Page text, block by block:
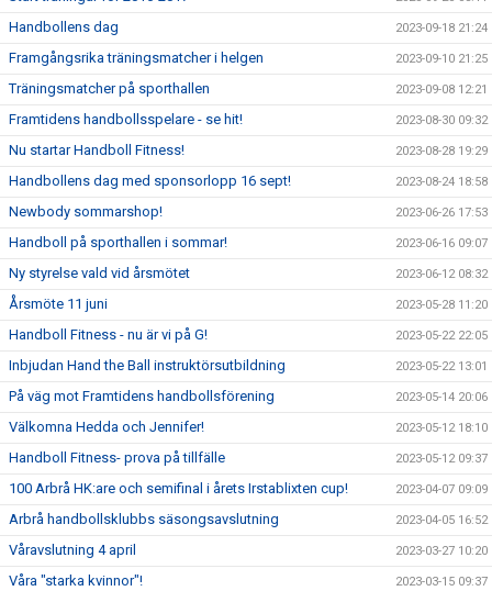
Handbollens dag 2023-09-18 21:24
Framgångsrika träningsmatcher i helgen 2023-09-10 21:25
Träningsmatcher på sporthallen 2023-09-08 12:21
Framtidens handbollsspelare - se hit! 2023-08-30 09:32
Nu startar Handboll Fitness! 2023-08-28 19:29
Handbollens dag med sponsorlopp 16 sept! 2023-08-24 18:58
Newbody sommarshop! 2023-06-26 17:53
Handboll på sporthallen i sommar! 2023-06-16 09:07
Ny styrelse vald vid årsmötet 2023-06-12 08:32
Årsmöte 11 juni 2023-05-28 11:20
Handboll Fitness - nu är vi på G! 2023-05-22 22:05
Inbjudan Hand the Ball instruktörsutbildning 2023-05-22 13:01
På väg mot Framtidens handbollsförening 2023-05-14 20:06
Välkomna Hedda och Jennifer! 2023-05-12 18:10
Handboll Fitness- prova på tillfälle 2023-05-12 09:37
100 Arbrå HK:are och semifinal i årets Irstablixten cup! 2023-04-07 09:09
Arbrå handbollsklubbs säsongsavslutning 2023-04-05 16:52
Våravslutning 4 april 2023-03-27 10:20
Våra "starka kvinnor"! 2023-03-15 09:37